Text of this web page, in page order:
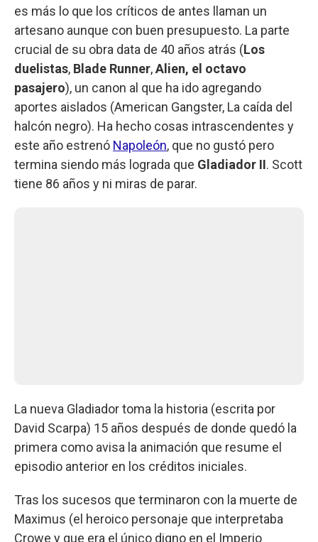
es más lo que los críticos de antes llaman un
artesano aunque con buen presupuesto. La parte
crucial de su obra data de 40 años atrás (Los
duelistas, Blade Runner,Alien, el octavo
pasajero), un canon al que ha ido agregando
aportes aislados (American Gangster, La caída del
halcón negro). Ha hecho cosas intrascendentes y
este año estrenó Napoleón, que no gustó pero
termina siendo más lograda que Gladiador II. Scott
tiene 86 años y ni miras de parar.
La nueva Gladiador toma la historia (escrita por
David Scarpa) 15 años después de donde quedó la
primera como avisa la animación que resume el
episodio anterior en los créditos iniciales.
Tras los sucesos que terminaron con la muerte de
Maximus (el heroico personaje que interpretaba
Crowe y que era el único digno en el Imperio